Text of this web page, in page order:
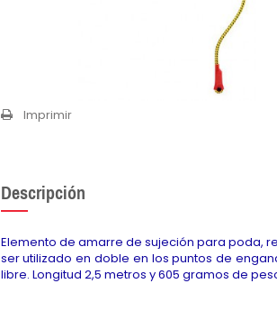
Imprimir
Descripción
Elemento de amarre de sujeción para poda,
ser utilizado en doble en los puntos de
libre. Longitud 2,5 metros y 605 gramos de